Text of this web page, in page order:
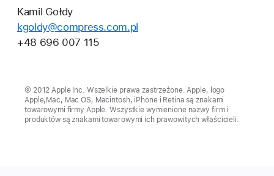
Kamil Gołdy
kgoldy@compress.com.pl
+48 696 007 115
© 2012 Apple Inc. Wszelkie prawa zastrzeżone. Apple, logo
Apple,Mac, Mac OS, Macintosh, iPhone i Retina są znakami
towarowymi firmy Apple. Wszystkie wymienione nazwy firm i
produktów są znakami towarowymi ich prawowitych właścicieli.